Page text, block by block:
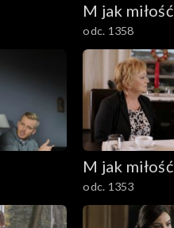
M jak miłość
odc. 1358
M jak miłość
odc. 1353